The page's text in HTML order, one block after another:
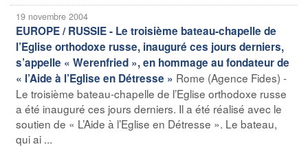
19 novembre 2004
EUROPE / RUSSIE - Le troisième bateau-chapelle de
l’Eglise orthodoxe russe, inauguré ces jours derniers,
s’appelle « Werenfried », en hommage au fondateur de
« l’Aide à l’Eglise en Détresse » Rome (Agence Fides) -
Le troisième bateau-chapelle de l’Eglise orthodoxe russe
a été inauguré ces jours derniers. Il a été réalisé avec le
soutien de « L’Aide à l’Eglise en Détresse ». Le bateau,
qui ai ...